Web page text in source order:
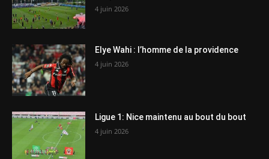
4 juin 2026
Elye Wahi : l’homme de la providence
4 juin 2026
Ligue 1: Nice maintenu au bout du bout
4 juin 2026